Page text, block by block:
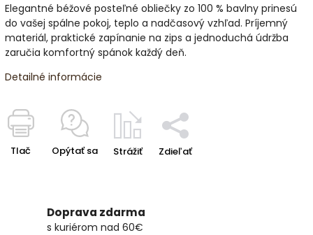
Elegantné béžové posteľné obliečky zo 100 % bavlny prinesú
do vašej spálne pokoj, teplo a nadčasový vzhľad. Príjemný
materiál, praktické zapínanie na zips a jednoduchá údržba
zaručia komfortný spánok každý deň.
Detailné informácie
Tlač Opýtať sa Strážiť Zdieľať
Doprava zdarma
s kuriérom nad 60€